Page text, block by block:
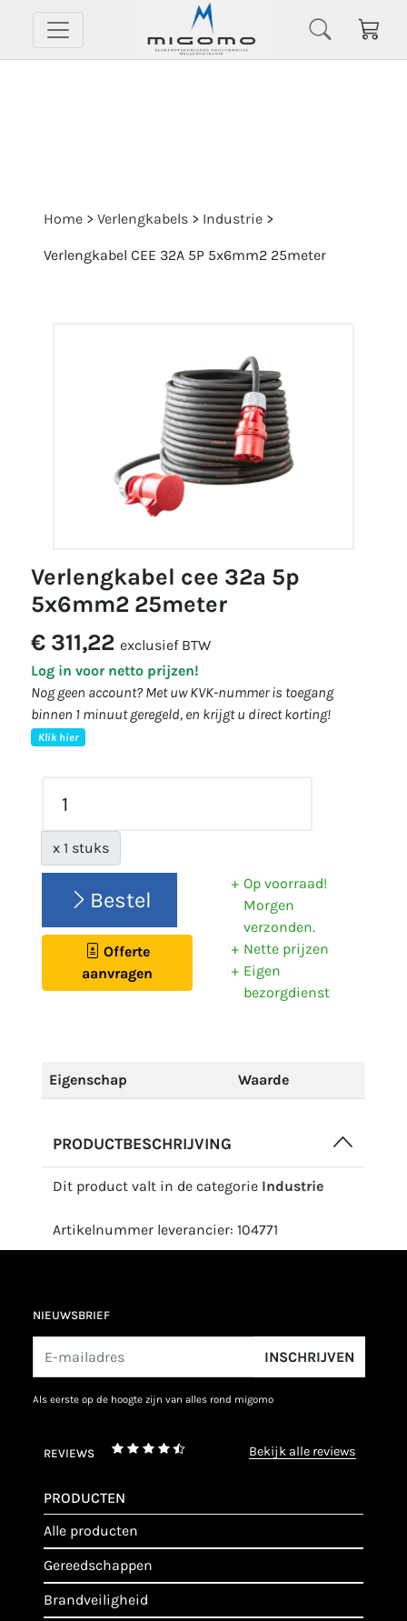
Home > Verlengkabels > Industrie >
Verlengkabel CEE 32A 5P 5x6mm2 25meter
verlengkabel cee 32a 5p
5x6mm2 25meter
€ 311,22 exclusief BTW
Log in voor netto prijzen!
Nog geen account? Met uw KVK-nummer is toegang
binnen 1 minuut geregeld, en krijgt u direct korting!
Klik hier
x 1 stuks
Bestel
Offerte
aanvragen
Op voorraad!
Morgen
verzonden.
Nette prijzen
Eigen
bezorgdienst
Eigenschap Waarde
PRODUCTBESCHRIJVING
Dit product valt in de categorie Industrie
Artikelnummer leverancier: 104771
NIEUWSBRIEF
INSCHRIJVEN
als eerste op de hoogte zijn van alles rond migomo
REVIEWS bekijk alle reviews
PRODUCTEN
alle producten
gereedschappen
brandveiligheid